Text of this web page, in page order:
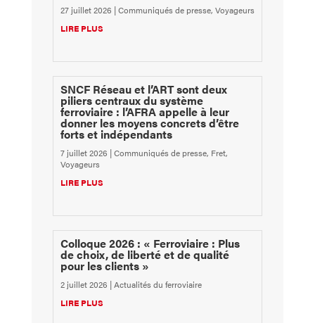
27 juillet 2026 |Communiqués de presse, Voyageurs
LIRE PLUS
SNCF Réseau et l’ART sont deux
piliers centraux du système
ferroviaire : l’AFRA appelle à leur
donner les moyens concrets d’être
forts et indépendants
7 juillet 2026 |Communiqués de presse, Fret,
Voyageurs
LIRE PLUS
Colloque 2026 : « Ferroviaire : Plus
de choix, de liberté et de qualité
pour les clients »
2 juillet 2026 |Actualités du ferroviaire
LIRE PLUS